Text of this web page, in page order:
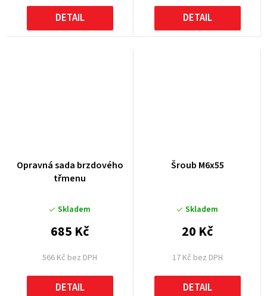
DETAIL DETAIL
Opravná sada brzdového
třmenu
Skladem
566 Kč bez DPH
685 Kč
DETAIL
Šroub M6x55
Skladem
17 Kč bez DPH
20 Kč
DETAIL